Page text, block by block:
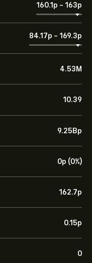
160.1‎p‎ - 163‎p‎
84.17‎p‎ - 169.3‎p‎
4.53M
10.39
9.25B‎p‎
0‎p‎ (0%)
162.7‎p‎
0.15‎p‎
0